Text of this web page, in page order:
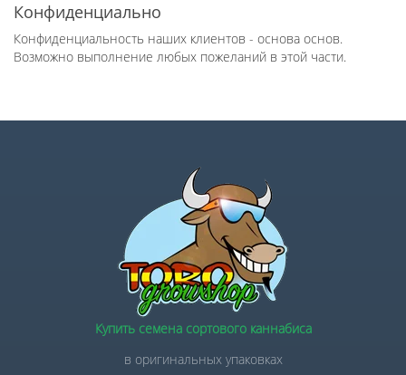
Конфиденциально
Конфиденциальность наших клиентов - основа основ.
Возможно выполнение любых пожеланий в этой части.
Купить семена сортового каннабиса
в оригинальных упаковках